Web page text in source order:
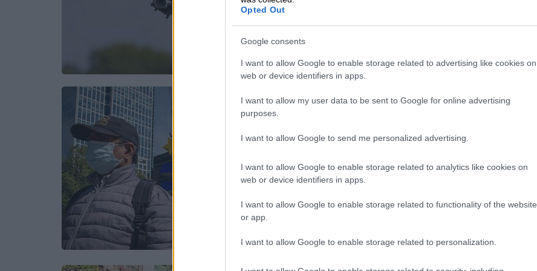
Opted Out
Google consents
I want to allow Google to enable storage related to advertising like cookies on
web or device identifiers in apps.
I want to allow my user data to be sent to Google for online advertising
purposes.
I want to allow Google to send me personalized advertising.
I want to allow Google to enable storage related to analytics like cookies on
web or device identifiers in apps.
I want to allow Google to enable storage related to functionality of the website
or app.
I want to allow Google to enable storage related to personalization.
Ουκρανία
Επιτόκια: Τέλος του κύκλου
οι επενδυτές - Επιστροφή στο
Οι επενδυτές προεξοφλούν ότι τα
παραμείνουν κοντά ή πάνω από το 2%
μόνο μείωση τον Μάρτιο